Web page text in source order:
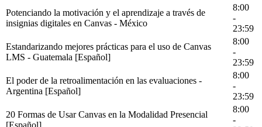
Potenciando la motivación y el aprendizaje a través de
insignias digitales en Canvas - México
8:00
-
23:59
Estandarizando mejores prácticas para el uso de Canvas
LMS - Guatemala [Español]
8:00
-
23:59
El poder de la retroalimentación en las evaluaciones -
Argentina [Español]
8:00
-
23:59
20 Formas de Usar Canvas en la Modalidad Presencial
[Español]
8:00
-